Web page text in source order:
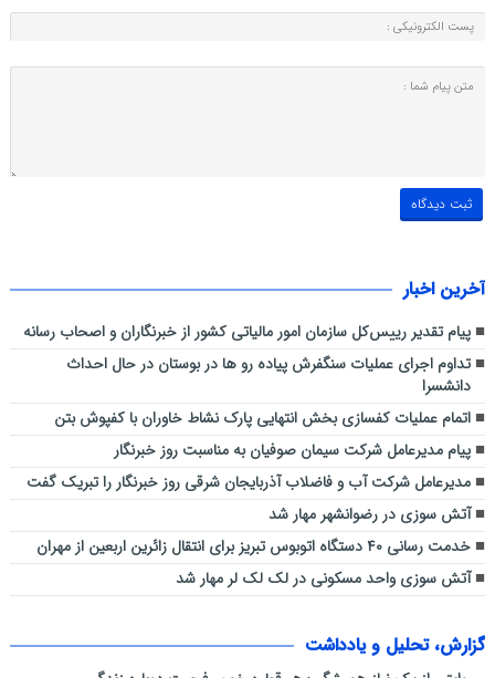
آخرین اخبار
پیام تقدیر رییس‌کل سازمان امور مالیاتی کشور از خبرنگاران و اصحاب رسانه
تداوم اجرای عملیات سنگفرش پیاده رو ها در بوستان در حال احداث
دانشسرا
اتمام عملیات کفسازی بخش انتهایی پارک نشاط خاوران با کفپوش بتن
پیام مدیرعامل شرکت سیمان صوفیان به مناسبت روز خبرنگار
مدیرعامل شرکت آب و فاضلاب آذربایجان شرقی روز خبرنگار را تبریک گفت
آتش سوزی در رضوانشهر مهار شد
خدمت رسانی ۴۰ دستگاه اتوبوس تبریز برای انتقال زائرین اربعین از مهران
آتش سوزی واحد مسکونی در لک لک لر مهار شد
گزارش، تحلیل و یادداشت